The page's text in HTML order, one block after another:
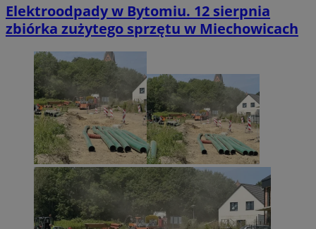
Elektroodpady w Bytomiu. 12 sierpnia
zbiórka zużytego sprzętu w Miechowicach